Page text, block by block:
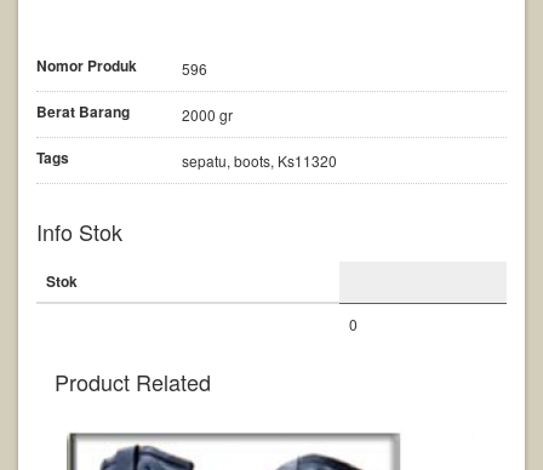
Nomor Produk 596
Berat Barang 2000 gr
Tags sepatu, boots, Ks11320
Info Stok
Stok
0
Product Related